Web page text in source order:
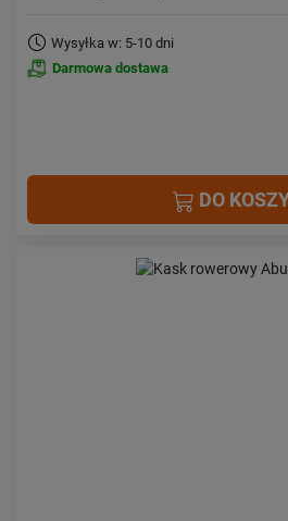
Wysyłka w: 5-10 dni
Darmowa dostawa
DO